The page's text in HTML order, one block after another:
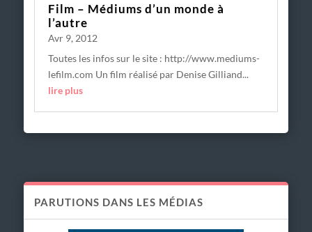
Film – Médiums d’un monde à
l’autre
Avr 9, 2012
Toutes les infos sur le site : http://www.mediums-
lefilm.com Un film réalisé par Denise Gilliand...
lire plus
PARUTIONS DANS LES MÉDIAS